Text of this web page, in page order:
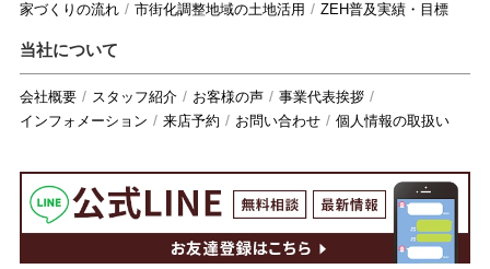
家づくりの流れ
市街化調整地域の土地活用 ZEH普及実績・目標
当社について
会社概要 スタッフ紹介 お客様の声
事業代表挨拶
インフォメーション
来店予約 お問い合わせ 個人情報の取扱い